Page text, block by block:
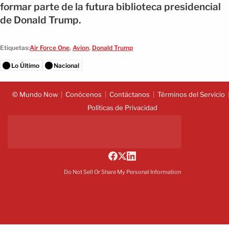
formar parte de la futura biblioteca presidencial
de Donald Trump.
Etiquetas:Air Force One, Avion, Donald Trump
Lo Último Nacional
© Mundo Now Conócenos Contáctanos
Términos del Servicio
Políticas de Privacidad
Do Not Sell Or Share My Personal Information